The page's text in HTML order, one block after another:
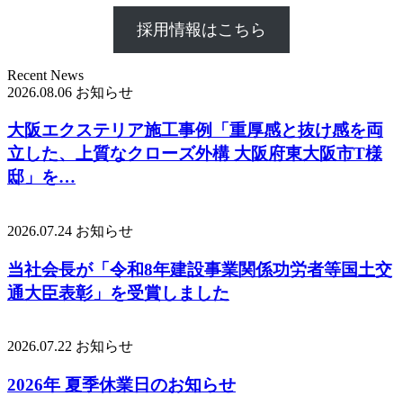
採用情報はこちら
Recent News
2026.08.06 お知らせ
大阪エクステリア施工事例「重厚感と抜け感を両
立した、上質なクローズ外構 大阪府東大阪市T様
邸」を…
2026.07.24 お知らせ
当社会長が「令和8年建設事業関係功労者等国土交
通大臣表彰」を受賞しました
2026.07.22 お知らせ
2026年 夏季休業日のお知らせ